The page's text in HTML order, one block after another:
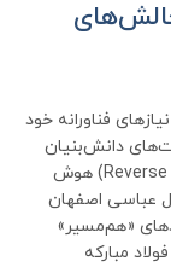
فناورانه خود
دانش‌بنیان
ارائه می‌کند. رویداد تخصصی «ریورس پیچ (Reverse Pitch) هوش
آینه هتل عباسی اصفهان
«هم‌مسیر»
مبارکه